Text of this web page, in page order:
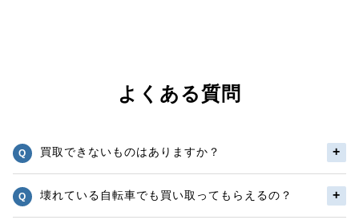
よくある質問
買取できないものはありますか？
壊れている自転車でも買い取ってもらえるの？